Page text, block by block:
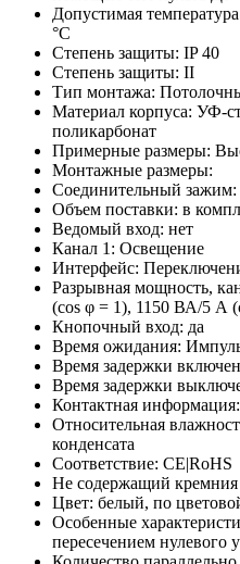
Допустимая
°C
Степень защиты: IP 40
Степень защиты: II
Тип монтажа:
Материал корпуса: УФ-
поликарбонат
Примерные размеры:
Монтажные размеры:
Соединительный зажим:
Объем поставки: в
Ведомый вход: нет
Канал 1: Освещение
Интерфейс:
Разрывная мощность,
(cos φ = 1), 1150 ВА/5 А
Кнопочный вход: да
Время ожидания:
Время задержки
Время задержки
Контактная
Относительная
конденсата
Соответствие: CE|RoHS
Не содержащий кремния
Цвет: белый, по
Особенные
пересечением нулевого